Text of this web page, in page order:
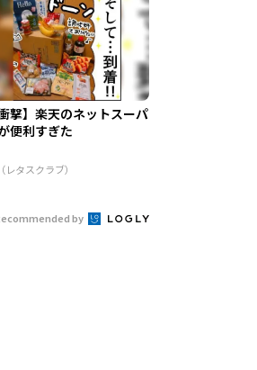
撃】楽天のネットスーパ
便利すぎた
レタスクラブ）
by